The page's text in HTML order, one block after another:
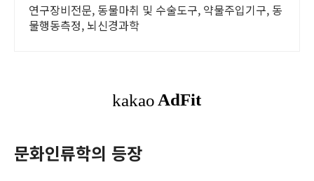
연구장비전문, 동물마취 및 수술도구, 약물주입기구, 동
물행동측정, 뇌신경과학
문화인류학의 등장